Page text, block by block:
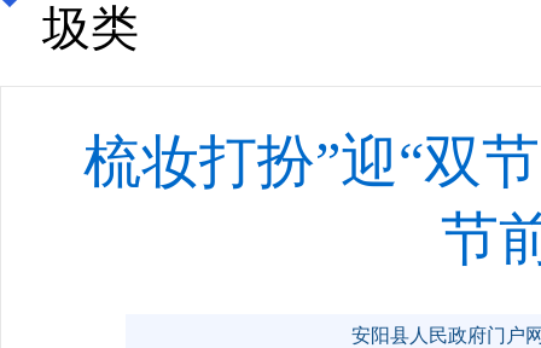
圾类
梳妆打扮”迎“双
节
安阳县人民政府门户